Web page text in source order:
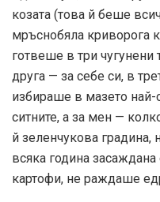
козата (това й беше
мръснобяла криворога
готвеше в три
друга — за себе си, в
избираше в мазето най-
ситните, а за мен —
й зеленчукова градина,
всяка година
картофи, не раждаше